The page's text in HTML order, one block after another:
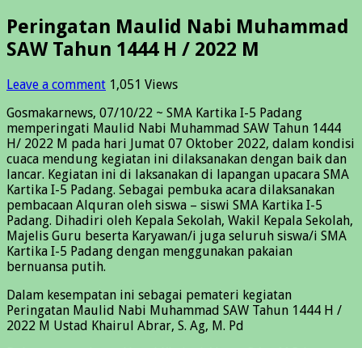
Peringatan Maulid Nabi Muhammad
SAW Tahun 1444 H / 2022 M
Leave a comment 1,051 Views
Gosmakarnews, 07/10/22 ~ SMA Kartika I-5 Padang
memperingati Maulid Nabi Muhammad SAW Tahun 1444
H/ 2022 M pada hari Jumat 07 Oktober 2022, dalam kondisi
cuaca mendung kegiatan ini dilaksanakan dengan baik dan
lancar. Kegiatan ini di laksanakan di lapangan upacara SMA
Kartika I-5 Padang. Sebagai pembuka acara dilaksanakan
pembacaan Alquran oleh siswa – siswi SMA Kartika I-5
Padang. Dihadiri oleh Kepala Sekolah, Wakil Kepala Sekolah,
Majelis Guru beserta Karyawan/i juga seluruh siswa/i SMA
Kartika I-5 Padang dengan menggunakan pakaian
bernuansa putih.
Dalam kesempatan ini sebagai pemateri kegiatan
Peringatan Maulid Nabi Muhammad SAW Tahun 1444 H /
2022 M Ustad Khairul Abrar, S. Ag, M. Pd